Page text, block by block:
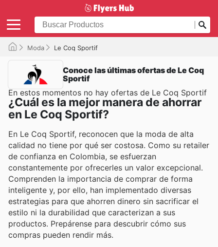
Moda Le Coq Sportif
Conoce las últimas ofertas de Le Coq
Sportif
En estos momentos no hay ofertas de Le Coq Sportif
¿Cuál es la mejor manera de ahorrar
en Le Coq Sportif?
En Le Coq Sportif, reconocen que la moda de alta
calidad no tiene por qué ser costosa. Como su retailer
de confianza en Colombia, se esfuerzan
constantemente por ofrecerles un valor excepcional.
Comprenden la importancia de comprar de forma
inteligente y, por ello, han implementado diversas
estrategias para que ahorren dinero sin sacrificar el
estilo ni la durabilidad que caracterizan a sus
productos. Prepárense para descubrir cómo sus
compras pueden rendir más.